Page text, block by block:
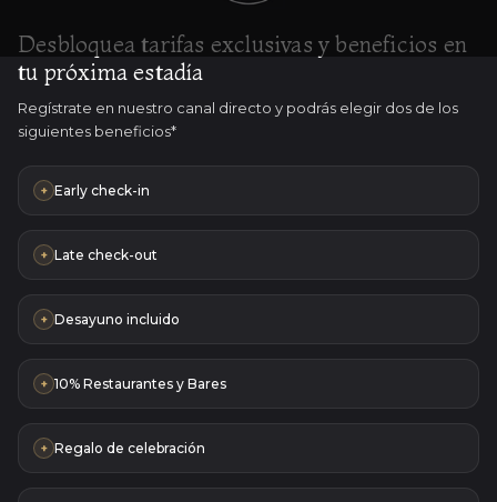
Desbloquea tarifas exclusivas y beneficios en
tu próxima estadía
Regístrate en nuestro canal directo y podrás elegir dos de los
siguientes beneficios*
+ Early check-in
+ Late check-out
+ Desayuno incluido
+ 10% Restaurantes y Bares
+ Regalo de celebración